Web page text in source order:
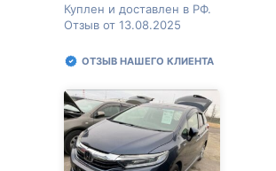
Куплен и доставлен в РФ.
Отзыв от 13.08.2025
ОТЗЫВ НАШЕГО КЛИЕНТА